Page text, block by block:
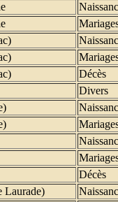
Décès
Divers
Décès
Laurade)